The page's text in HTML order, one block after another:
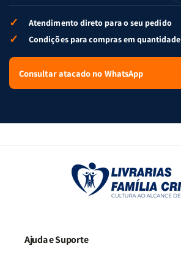
✓ Atendimento direto para o seu pedido
✓ Condições para compras em quantidade
Consultar atacado no WhatsApp
Ajuda e Suporte